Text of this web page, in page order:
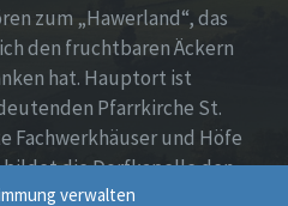
verwalten
zum „Hawerland“, das
den fruchtbaren Äckern
hat. Hauptort ist
Pfarrkirche St.
Fachwerkhäuser und Höfe
bildet die Dorfkapelle den
Wohnhäusern, Spiel- oder